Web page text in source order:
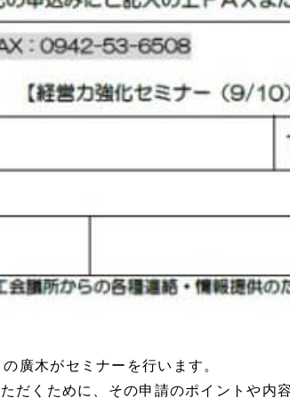
廣木がセミナーを行います。
だくために、その申請のポイントや内